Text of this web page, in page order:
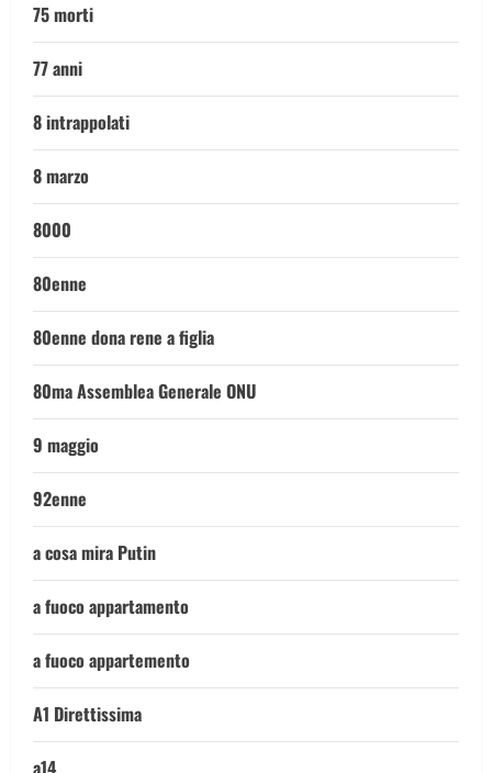
75 morti
77 anni
8 intrappolati
8 marzo
8000
80enne
80enne dona rene a figlia
80ma Assemblea Generale ONU
9 maggio
92enne
a cosa mira Putin
a fuoco appartamento
a fuoco appartemento
A1 Direttissima
a14